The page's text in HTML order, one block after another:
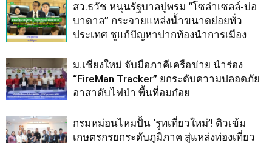
สว.ธวัช หนุนรัฐบาลปูพรม “โซล่าเซลล์-บ่อ
บาดาล” กระจายแหล่งน้ำขนาดย่อยทั่ว
ประเทศ ชูแก้ปัญหาปากท้องนำการเมือง
ม.เชียงใหม่ จับมือภาคีเครือข่าย นำร่อง
“FireMan Tracker” ยกระดับความปลอดภัย
อาสาดับไฟป่า พื้นที่อมก๋อย
กรมหม่อนไหมปั้น ‘รูทเที่ยวใหม่’! ติวเข้ม
เกษตรกรยกระดับภูมิภาค สู่แหล่งท่องเที่ยว